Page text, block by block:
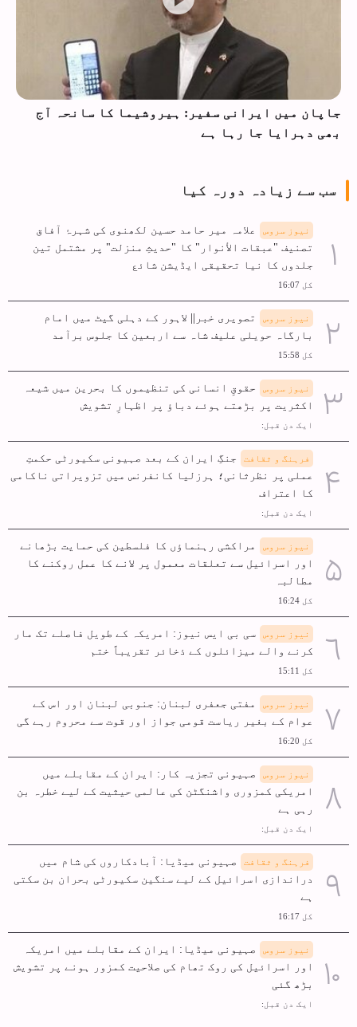
آج ایرانی فوج مکمل طور پر تیار ہے
سب سے زیادہ دورہ کیا
نیوز سروس
علامہ میر حامد حسین لکھنوی کی شہرۂ آفاق
تصنیف "عبقات الأنوار" کا "حدیثِ منزلت" پر مشتمل تین
جلدوں کا نیا تحقیقی ایڈیشن شائع
کل 16:07
نیوز سروس
تصویری خبر|| لاہور کے دہلی گیٹ میں امام
بارگاہ حویلی علیف شاہ سے اربعین کا جلوس برآمد
کل 15:58
نیوز سروس
حقوقِ انسانی کی تنظیموں کا بحرین میں شیعہ
اکثریت پر بڑھتے ہوئے دباؤ پر اظہارِ تشویش
ایک دن قبل:
فرہنگ و ثقافت
جنگِ ایران کے بعد صہیونی سکیورٹی حکمتِ
عملی پر نظرثانی؛ ہرزلیا کانفرنس میں تزویراتی ناکامی
کا اعتراف
ایک دن قبل:
نیوز سروس
مراکشی رہنماؤں کا فلسطین کی حمایت بڑھانے
اور اسرائیل سے تعلقات معمول پر لانے کا عمل روکنے کا
مطالبہ
کل 16:24
نیوز سروس
سی بی ایس نیوز: امریکہ کے طویل فاصلے تک مار
کرنے والے میزائلوں کے ذخائر تقریباً ختم
کل 15:11
نیوز سروس
مفتی جعفری لبنان: جنوبی لبنان اور اس کے
عوام کے بغیر ریاست قومی جواز اور قوت سے محروم رہے گی
کل 16:20
نیوز سروس
صہیونی تجزیہ کار: ایران کے مقابلے میں
امریکی کمزوری واشنگٹن کی عالمی حیثیت کے لیے خطرہ بن
رہی ہے
ایک دن قبل:
فرہنگ و ثقافت
صہیونی میڈیا: آبادکاروں کی شام میں
دراندازی اسرائیل کے لیے سنگین سکیورٹی بحران بن سکتی
ہے
کل 16:17
نیوز سروس
صہیونی میڈیا: ایران کے مقابلے میں امریکہ
اور اسرائیل کی روک تھام کی صلاحیت کمزور ہونے پر تشویش
بڑھ گئی
ایک دن قبل: